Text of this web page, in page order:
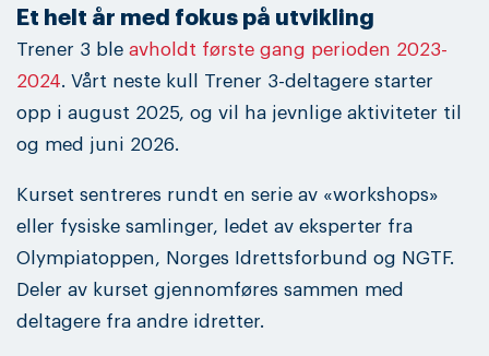
Et helt år med fokus på utvikling
Trener 3 ble avholdt første gang perioden 2023-
2024. Vårt neste kull Trener 3-deltagere starter
opp i august 2025, og vil ha jevnlige aktiviteter til
og med juni 2026.
Kurset sentreres rundt en serie av «workshops»
eller fysiske samlinger, ledet av eksperter fra
Olympiatoppen, Norges Idrettsforbund og NGTF.
Deler av kurset gjennomføres sammen med
deltagere fra andre idretter.